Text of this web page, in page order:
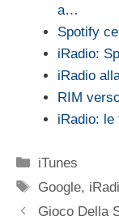
a…
Spotify
iRadio:
iRadio
RIM
iRadio:
Categorie
iTunes
Tag
Google,
Gioco Della